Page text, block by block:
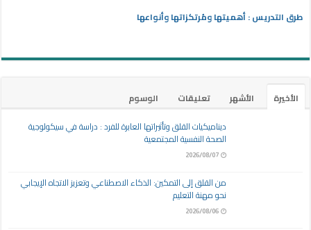
طرق التدريس : أهميتها ومُرتكزاتها وأنواعها
الأخيرة الأشهر تعليقات
الوسوم
ديناميكيات القلق وتأثيراتها العابرة للفرد : دراسة في سيكولوجية
الصحة النفسية المجتمعية
2026/08/07
من القلق إلى التمكين: الذكاء الاصطناعي وتعزيز الاتجاه الإيجابي
نحو مهنة التعليم
2026/08/06